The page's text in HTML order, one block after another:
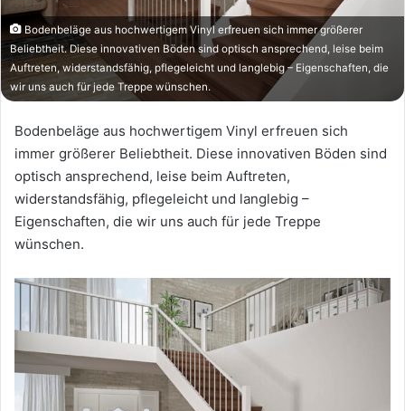
Bodenbeläge aus hochwertigem Vinyl erfreuen sich immer größerer
Beliebtheit. Diese innovativen Böden sind optisch ansprechend, leise beim
Auftreten, widerstandsfähig, pflegeleicht und langlebig – Eigenschaften, die
wir uns auch für jede Treppe wünschen.
Bodenbeläge aus hochwertigem Vinyl erfreuen sich
immer größerer Beliebtheit. Diese innovativen Böden sind
optisch ansprechend, leise beim Auftreten,
widerstandsfähig, pflegeleicht und langlebig –
Eigenschaften, die wir uns auch für jede Treppe
wünschen.